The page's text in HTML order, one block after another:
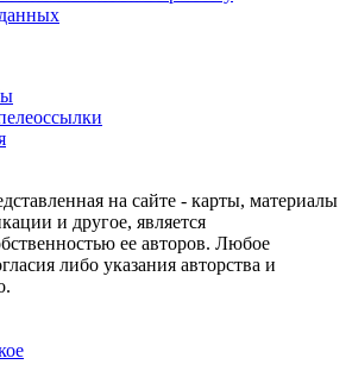
на сайте - карты, материалы
и другое, является
ее авторов. Любое
либо указания авторства и